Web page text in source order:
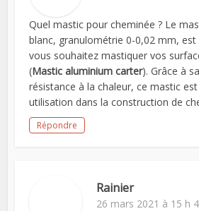
Quel mastic pour cheminée ? Le
blanc, granulométrie 0-0,02 mm, est
vous souhaitez mastiquer vos
(Mastic aluminium carter). Grâce à
résistance à la chaleur, ce mastic
utilisation dans la construction de
Répondre
Rainier
26 mars 2021 à 15 h